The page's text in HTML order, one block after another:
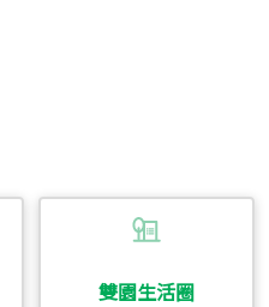
雙園生活圈